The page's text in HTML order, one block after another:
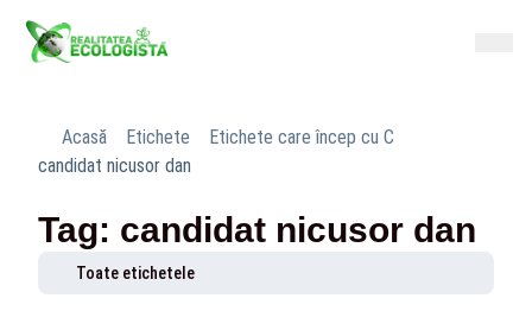
Acasă Etichete
Etichete care încep cu C
candidat nicusor dan
Tag: candidat nicusor dan
Toate etichetele